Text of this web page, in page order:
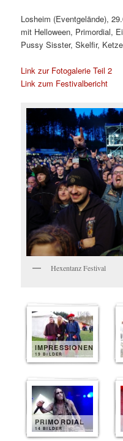
Losheim (Eventgelände),
mit Helloween, Primordial,
Pussy Sisster, Skelfir,
Link zur Fotogalerie Teil 2
Link zum Festivalbericht
Hexentanz Festival
IMPRESSIONEN
19 BILDER
PRIMORDIAL
14 BILDER